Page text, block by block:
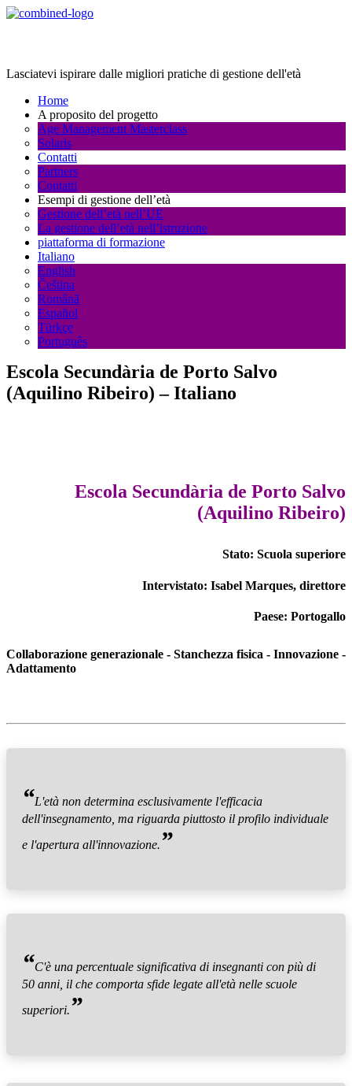
Lasciatevi ispirare dalle migliori pratiche di gestione dell'età
Home
A proposito del progetto
Age Management Masterclass
Solaris
Contatti
Partners
Contatti
Esempi di gestione dell’età
Gestione dell’età nell’UE
La gestione dell’età nell’istruzione
piattaforma di formazione
Italiano
English
Čeština
Română
Español
Türkçe
Português
Escola Secundària de Porto Salvo
(Aquilino Ribeiro) – Italiano
Escola Secundària de Porto Salvo
(Aquilino Ribeiro)
Stato: Scuola superiore
Intervistato: Isabel Marques, direttore
Paese: Portogallo
Collaborazione generazionale - Stanchezza fisica - Innovazione -
Adattamento
“L'età non determina esclusivamente l'efficacia
dell'insegnamento, ma riguarda piuttosto il profilo individuale
e l'apertura all'innovazione.”
“C'è una percentuale significativa di insegnanti con più di
50 anni, il che comporta sfide legate all'età nelle scuole
superiori.”